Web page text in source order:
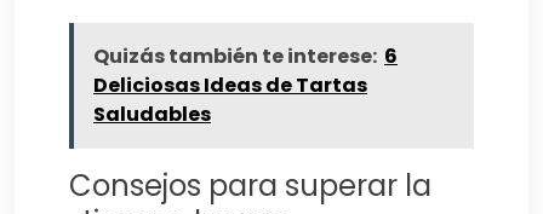
Quizás también te interese: 6
Deliciosas Ideas de Tartas
Saludables
Consejos para superar la